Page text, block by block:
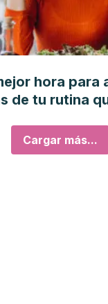
hora para
de tu rutina
Cargar más...